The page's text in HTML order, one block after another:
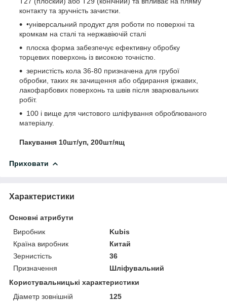
контакту та зручність зачистки.
•універсальний продукт для роботи по поверхні та
кромкам на сталі та нержавіючій сталі
плоска форма забезпечує ефективну обробку
торцевих поверхонь із високою точністю.
зернистість кола 36-80 призначена для грубої
обробки, таких як зачищення або обдирання іржавих,
лакофарбових поверхонь та швів після зварювальних
робіт.
100 і вище для чистового шліфування оброблюваного
матеріалу.
Пакування 10шт/уп, 200шт/ящ
Приховати
Характеристики
Основні атрибути
Виробник
Kubis
Країна виробник
Китай
Зернистість
36
Призначення
Шліфувальний
Користувальницькі характеристики
Діаметр зовнішній
125